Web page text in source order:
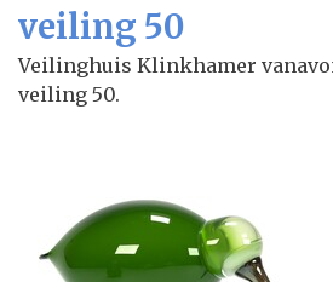
veiling 50
Veilinghuis Klinkhamer
veiling 50.